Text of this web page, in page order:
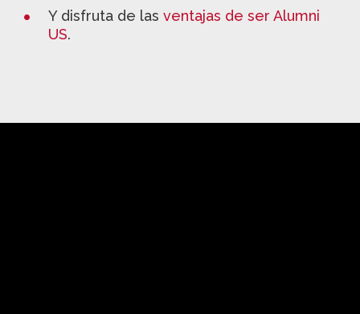
Y disfruta de las ventajas de ser Alumni
US.